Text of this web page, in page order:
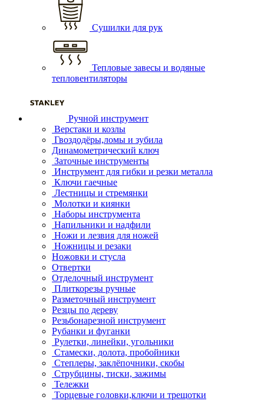
Сушилки для рук
Тепловые завесы и водяные
тепловентиляторы
Ручной инструмент
Верстаки и козлы
Гвоздодёры,ломы и зубила
Динамометрический ключ
Заточные инструменты
Инструмент для гибки и резки металла
Ключи гаечные
Лестницы и стремянки
Молотки и киянки
Наборы инструмента
Напильники и надфили
Ножи и лезвия для ножей
Ножницы и резаки
Ножовки и стусла
Отвертки
Отделочный инструмент
Плиткорезы ручные
Разметочный инструмент
Резцы по дереву
Резьбонарезной инструмент
Рубанки и фуганки
Рулетки, линейки, угольники
Стамески, долота, пробойники
Степлеры, заклёпочники, скобы
Струбцины, тиски, зажимы
Тележки
Торцевые головки,ключи и трещотки